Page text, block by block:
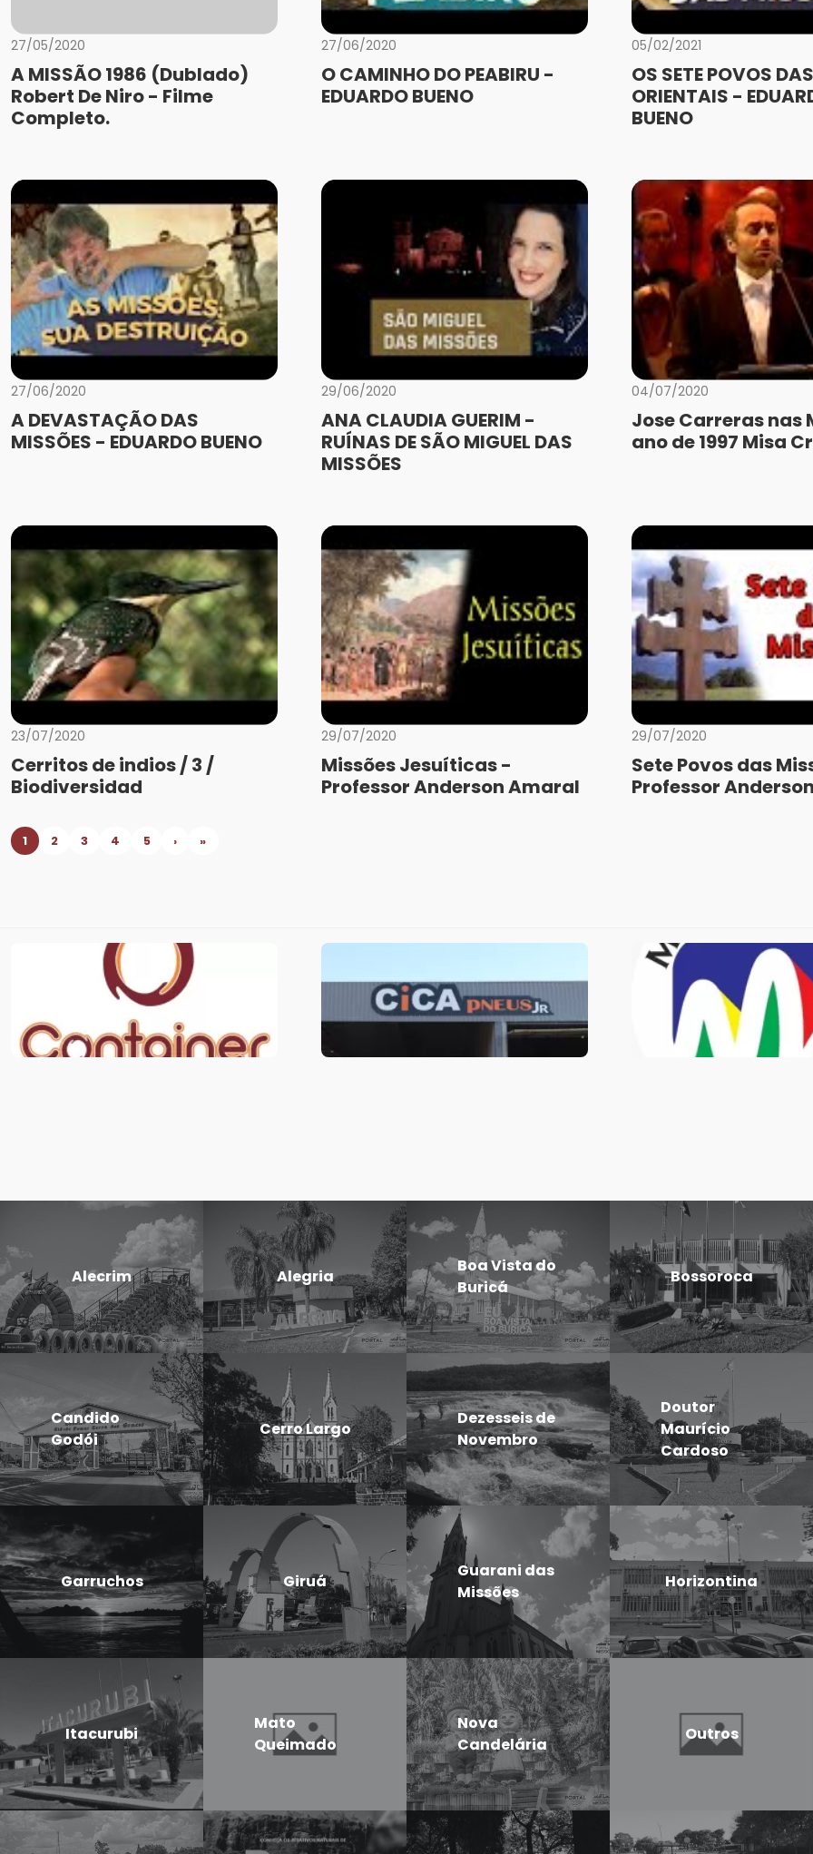
27/05/2020
A MISSÃO 1986 (Dublado)
Robert De Niro - Filme
Completo.
27/06/2020
O CAMINHO DO PEABIRU -
EDUARDO BUENO
05/02/2021
OS SETE POVOS
ORIENTAIS -
BUENO
27/06/2020
A DEVASTAÇÃO DAS
MISSÕES - EDUARDO BUENO
29/06/2020
ANA CLAUDIA GUERIM -
RUÍNAS DE SÃO MIGUEL DAS
MISSÕES
04/07/2020
Jose Carreras nas
ano de 1997 Misa
23/07/2020
Cerritos de indios / 3 /
Biodiversidad
29/07/2020
Missões Jesuíticas -
Professor Anderson Amaral
29/07/2020
Sete Povos das
Professor
1 2 3 4 5 › »
Alecrim Alegria
Boa Vista do
Buricá
Bossoroca
Candido
Godói
Cerro Largo
Dezesseis de
Novembro
Doutor
Maurício
Cardoso
Garruchos Giruá
Guarani das
Missões
Horizontina
Itacurubi
Mato
Queimado
Nova
Candelária
Outros